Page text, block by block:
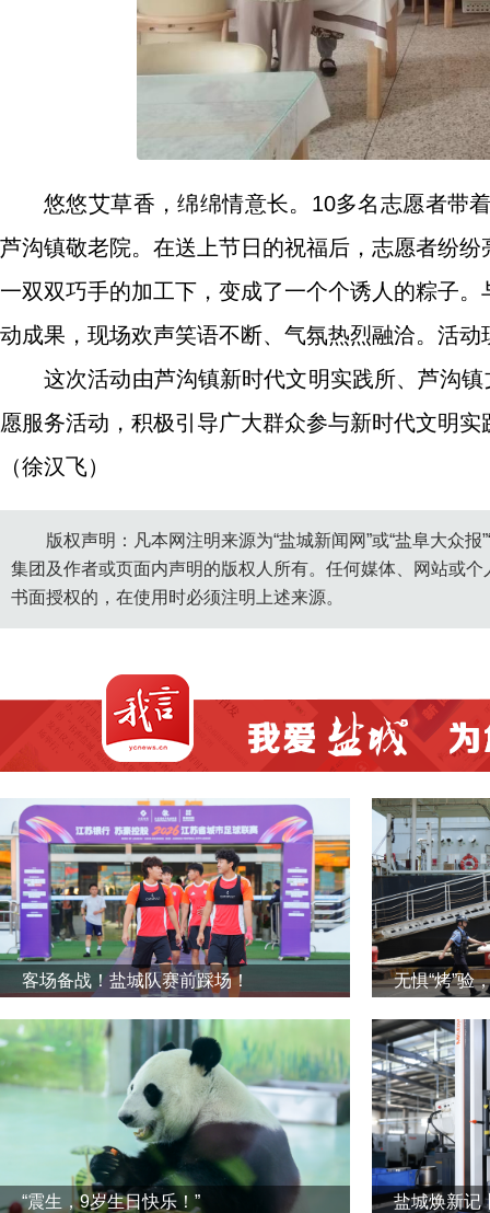
悠悠艾草香，绵绵情意长。10多名志愿者带
芦沟镇敬老院。在送上节日的祝福后，志愿者纷
一双双巧手的加工下，变成了一个个诱人的粽子
动成果，现场欢声笑语不断、气氛热烈融洽。活
这次活动由芦沟镇新时代文明实践所、芦沟
愿服务活动，积极引导广大群众参与新时代文明
（徐汉飞）
版权声明：凡本网注明来源为“盐城新闻网”或“盐阜大众
集团及作者或页面内声明的版权人所有。任何媒体、网站或
书面授权的，在使用时必须注明上述来源。
客场备战！盐城队赛前踩场！ 无惧“烤”验
“震生，9岁生日快乐！”